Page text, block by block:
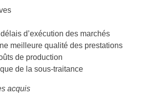
d’exécution des marchés
meilleure qualité des prestations
de production
de la sous-traitance
acquis